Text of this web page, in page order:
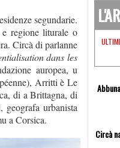
segundarie.
regione liturale o
Circà di parlanne
dans les
auropea, u
Arritti è Le
di a Brittagna, di
urbanista
a Corsica.
ULTIMI
Circà